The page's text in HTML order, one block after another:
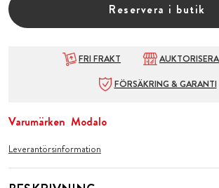
Reservera i butik
FRI FRAKT
FÖRSÄKRING & GARANTI
Varumärken Modalo
Leverantörsinformation